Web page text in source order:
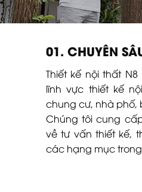
01. CHUYÊN
Thiết kế nội thất
lĩnh vực thiết kế
chung cư, nhà phố,
Chúng tôi cung
về tư vấn thiết kế,
các hạng mục